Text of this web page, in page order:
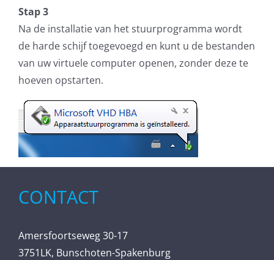
Stap 3
Na de installatie van het stuurprogramma wordt
de harde schijf toegevoegd en kunt u de bestanden
van uw virtuele computer openen, zonder deze te
hoeven opstarten.
CONTACT
Amersfoortseweg 30-17
3751LK, Bunschoten-Spakenburg